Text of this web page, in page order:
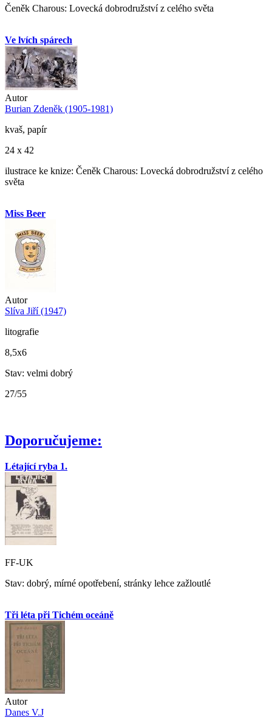
Čeněk Charous: Lovecká dobrodružství z celého světa
Ve lvích spárech
Autor
Burian Zdeněk (1905-1981)
kvaš, papír
24 x 42
ilustrace ke knize: Čeněk Charous: Lovecká dobrodružství z celého
světa
Miss Beer
Autor
Slíva Jiří (1947)
litografie
8,5x6
Stav: velmi dobrý
27/55
Doporučujeme:
Létající ryba 1.
FF-UK
Stav: dobrý, mírné opotřebení, stránky lehce zažloutlé
Tři léta při Tichém oceáně
Autor
Danes V.J